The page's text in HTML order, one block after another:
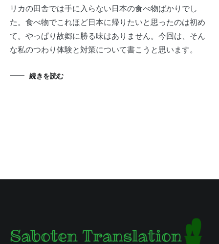
リカの田舎では手に入らない日本の食べ物ばかりでし
た。食べ物でこれほど日本に帰りたいと思ったのは初め
て。やっぱり故郷に勝る味はありません。今回は、そん
な私のつわり体験と対策について書こうと思います。
続きを読む